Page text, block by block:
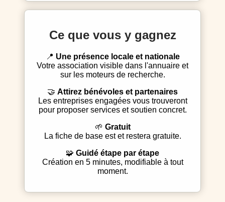
Ce que vous y gagnez
Une présence locale et nationale
Votre association visible dans l'annuaire et
sur les moteurs de recherche.
Attirez bénévoles et partenaires
Les entreprises engagées vous trouveront
pour proposer services et soutien concret.
Gratuit
La fiche de base est et restera gratuite.
Guidé étape par étape
Création en 5 minutes, modifiable à tout
moment.